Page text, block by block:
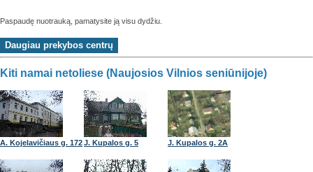
Paspaudę nuotrauką, pamatysite ją visu dydžiu.
Kiti namai netoliese (Naujosios Vilnios seniūnijoje)
A. Kojelavičiaus g. 172J. Kupalos g. 5 J. Kupalos g. 2A